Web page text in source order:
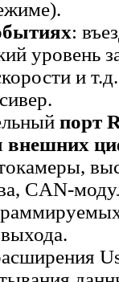
:
уровень
и т.д.
порт
внешних
CAN-